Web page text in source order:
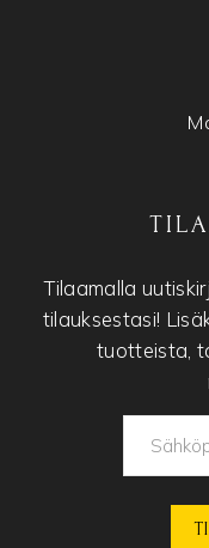
Tilaamalla
tilauksestasi!
tuotteista,